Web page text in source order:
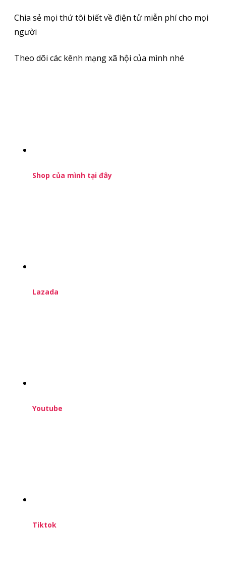
Chia sẻ mọi thứ tôi biết về điện tử miễn phí cho mọi
người
Theo dõi các kênh mạng xã hội của mình nhé
Shop của mình tại đây
Lazada
Youtube
Tiktok